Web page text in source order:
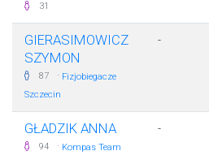
31
GIERASIMOWICZ
SZYMON
87 · Fizjobiegacze
Szczecin
-
GŁADZIK ANNA
94 · Kompas Team
-